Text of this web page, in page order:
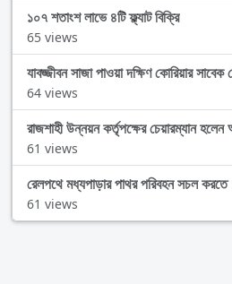
১০৭ শতাংশ লাভে ৪টি ফ্ল্যাট বিক্রি
65 views
যাবজ্জীবন সাজা পাওয়া দক্ষিণ কোরিয়ার
64 views
রাজশাহী উন্নয়ন কর্তৃপক্ষের চেয়ারম্যান
61 views
রেলপথে মধ্যপাড়ার পাথর পরিবহন সচল করতে
61 views